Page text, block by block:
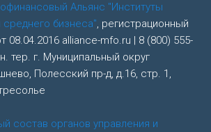
Альянс "Институты
среднего бизнеса", регистрационный
08.04.2016 alliance-mfo.ru | 8 (800) 555-
тер. г. Муниципальный округ
Полесский пр-д, д.16, стр. 1,
состав органов управления и